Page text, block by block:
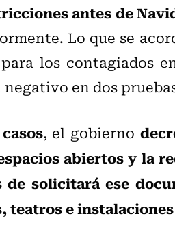
antes de
Lo que se
los contagiados
en dos
, el gobierno
abiertos y la
de solicitará ese
teatros e